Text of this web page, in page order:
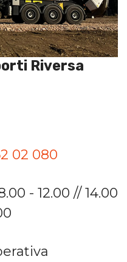
Riversa
02 080
- 12.00 // 14.00